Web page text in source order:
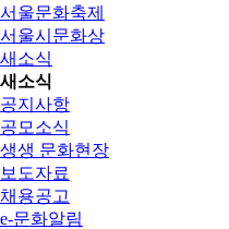
서울문화축제
서울시문화상
새소식
새소식
공지사항
공모소식
생생 문화현장
보도자료
채용공고
e-문화알림